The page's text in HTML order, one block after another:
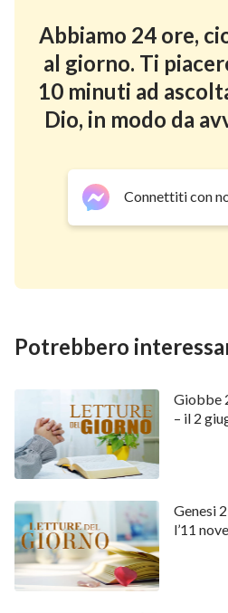
Abbiamo 24 ore,
al giorno. Ti
10 minuti ad
Dio, in modo da
Connettiti con
Potrebbero
Giobbe
– il 2
Genesi
l’11